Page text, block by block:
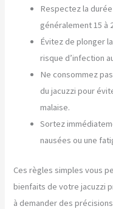
Respectez la
généralement 15 à
Évitez de plonger
risque d’infection
Ne consommez
du jacuzzi pour
malaise.
Sortez
nausées ou une
Ces règles simples vous
bienfaits de votre jacuzzi
à demander des